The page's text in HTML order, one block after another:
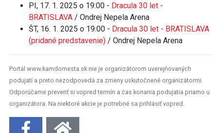
PI, 17. 1. 2025 o 19:00 - Dracula 30 let -
BRATISLAVA / Ondrej Nepela Arena
ŠT, 16. 1. 2025 o 19:00 - Dracula 30 let - BRATISLAVA
(pridané predstavenie) / Ondrej Nepela Arena
Portál www.kamdomesta.sk nie je organizátorom uverejňovaných
podujatí a preto nezodpovedá za zmeny uskutočnené organizátormi.
Odporúčame preveriť si vopred termín a čas konania podujatia priamo u
organizátora. Na niektoré akcie je potrebné sa prihlásiť vopred.